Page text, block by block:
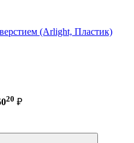
(Arlight, Пластик)
20 ₽